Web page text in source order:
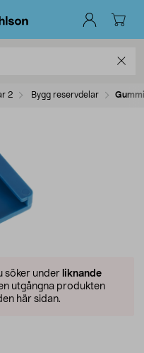
2 Bygg reservdelar
söker under liknande
utgångna produkten
här sidan.